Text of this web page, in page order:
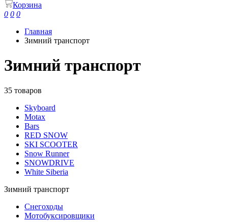
Корзина
0 0 0
Главная
Зимний транспорт
Зимний транспорт
35 товаров
Skyboard
Motax
Bars
RED SNOW
SKI SCOOTER
Snow Runner
SNOWDRIVE
White Siberia
Зимний транспорт
Снегоходы
Мотобуксировщики